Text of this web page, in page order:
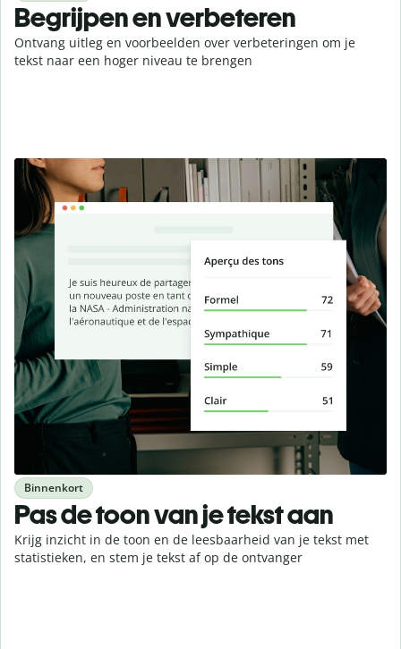
Begrijpen en verbeteren
Ontvang uitleg en voorbeelden over verbeteringen om je
tekst naar een hoger niveau te brengen
Binnenkort
Pas de toon van je tekst aan
Krijg inzicht in de toon en de leesbaarheid van je tekst met
statistieken, en stem je tekst af op de ontvanger